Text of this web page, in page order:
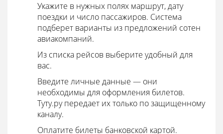
Укажите в нужных полях маршрут, дату
поездки и число пассажиров. Система
подберет варианты из предложений сотен
авиакомпаний.
Из списка рейсов выберите удобный для
вас.
Введите личные данные — они
необходимы для оформления билетов.
Туту.ру передает их только по защищенному
каналу.
Оплатите билеты банковской картой.